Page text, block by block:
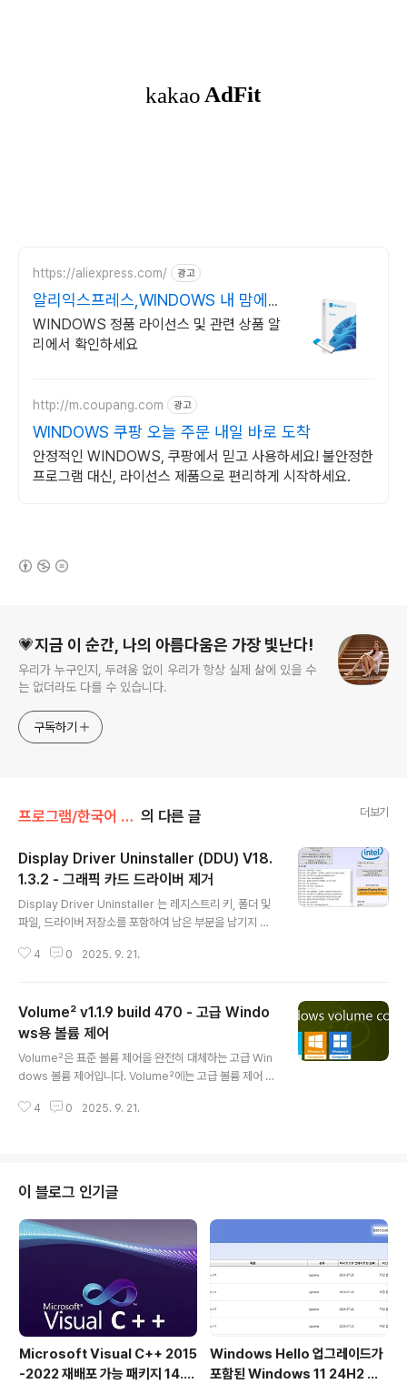
https://aliexpress.com/ 광고
알리익스프레스,WINDOWS 내 맘에
쏙드는 오늘의 특가
WINDOWS 정품 라이선스 및 관련 상품 알
리에서 확인하세요
http://m.coupang.com 광고
WINDOWS 쿠팡 오늘 주문 내일 바로 도착
안정적인 WINDOWS, 쿠팡에서 믿고 사용하세요! 불안정한
프로그램 대신, 라이선스 제품으로 편리하게 시작하세요.
💗지금 이 순간, 나의 아름다움은 가장 빛난다!
우리가 누구인지, 두려움 없이 우리가 항상 실제 삶에 있을 수
는 없더라도 다를 수 있습니다.
구독하기
프로그램/한국어 패치 의 다른 글 더보기
Display Driver Uninstaller (DDU) V18.
1.3.2 - 그래픽 카드 드라이버 제거
Display Driver Uninstaller 는 레지스트리 키, 폴더 및
파일, 드라이버 저장소를 포함하여 남은 부분을 남기지 않
키지를 완전히 제거하는데 도움이 되는 드라이버 제거 유
이버 제거 프로그램은 표준 드라이버 제거에 실패한 경우
또는 어쨌든 NVIDIA 및 ATI 비디오 카드 드라이버를 완전
히 삭제해야 할 때 사용하도록 설계되었습니다. 권장 사용
법: -DDU는 드라이버 제거/설치에 문제가 있거나 GPU
작업을 모르는 경우 새 드라이버를 설치할 때마다 사용해
4 0 2025. 9. 21.
Volume² v1.1.9 build 470 - 고급 Windo
ws용 볼륨 제어
Volume²은 표준 볼륨 제어을 완전히 대체하는 고급 Win
dows 볼륨 제어입니다. Volume²에는 고급 볼륨 제어 기
이, 명령 줄 지원, 한 번의 마우스 클릭 또는 시스템 전체 단
를 지원합니다.기능:볼륨 알림, 알림 음소거, 단축키에서 제
어합니다.핫키를 사용하여 밝기를 제어합니다.핫키를 사용
하여 채널 제어의 균형을 조정합니다.화면 가장자리는 화
면 측면을 위아래로 밀면 볼륨이 위/아래로 전환되도록 사
용할 수 있습니다.볼륨 값을 설정하는 이벤트를 지원합니
4 0 2025. 9. 21.
이 블로그 인기글
Microsoft Visual C++ 2015
-2022 재배포 가능 패키지 14.5
Windows Hello 업그레이드가
포함된 Windows 11 24H2 및